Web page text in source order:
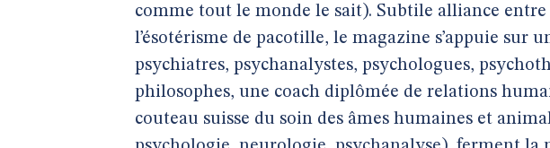
comme tout le monde le sait). Subtile alliance
l’ésotérisme de pacotille, le magazine s’appuie sur
psychiatres, psychanalystes, psychologues,
philosophes, une coach diplômée de relations
couteau suisse du soin des âmes humaines et